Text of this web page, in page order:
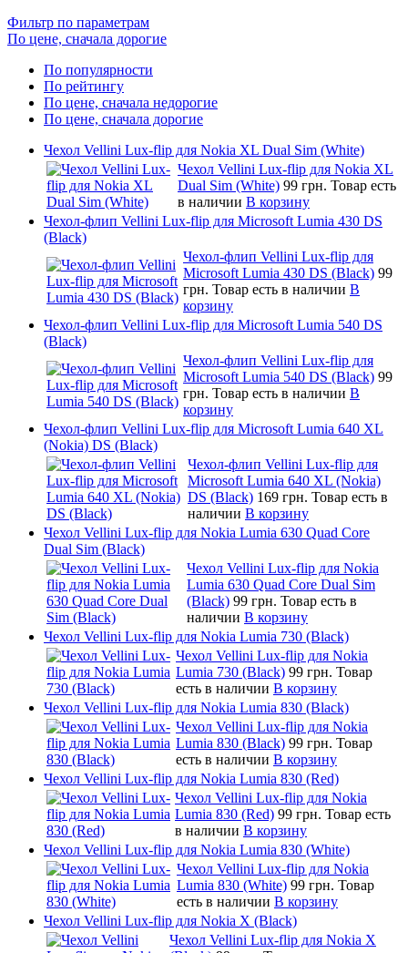
Фильтр по параметрам
По цене, сначала дорогие
По популярности
По рейтингу
По цене, сначала недорогие
По цене, сначала дорогие
Чехол Vellini Lux-flip для Nokia XL Dual Sim (White)
Чехол Vellini Lux-flip для Nokia XL
Dual Sim (White) 99 грн. Товар есть
в наличии В корзину
Чехол-флип Vellini Lux-flip для Microsoft Lumia 430 DS
(Black)
Чехол-флип Vellini Lux-flip для
Microsoft Lumia 430 DS (Black) 99
грн. Товар есть в наличии В
корзину
Чехол-флип Vellini Lux-flip для Microsoft Lumia 540 DS
(Black)
Чехол-флип Vellini Lux-flip для
Microsoft Lumia 540 DS (Black) 99
грн. Товар есть в наличии В
корзину
Чехол-флип Vellini Lux-flip для Microsoft Lumia 640 XL
(Nokia) DS (Black)
Чехол-флип Vellini Lux-flip для
Microsoft Lumia 640 XL (Nokia)
DS (Black) 169 грн. Товар есть в
наличии В корзину
Чехол Vellini Lux-flip для Nokia Lumia 630 Quad Core
Dual Sim (Black)
Чехол Vellini Lux-flip для Nokia
Lumia 630 Quad Core Dual Sim
(Black) 99 грн. Товар есть в
наличии В корзину
Чехол Vellini Lux-flip для Nokia Lumia 730 (Black)
Чехол Vellini Lux-flip для Nokia
Lumia 730 (Black) 99 грн. Товар
есть в наличии В корзину
Чехол Vellini Lux-flip для Nokia Lumia 830 (Black)
Чехол Vellini Lux-flip для Nokia
Lumia 830 (Black) 99 грн. Товар
есть в наличии В корзину
Чехол Vellini Lux-flip для Nokia Lumia 830 (Red)
Чехол Vellini Lux-flip для Nokia
Lumia 830 (Red) 99 грн. Товар есть
в наличии В корзину
Чехол Vellini Lux-flip для Nokia Lumia 830 (White)
Чехол Vellini Lux-flip для Nokia
Lumia 830 (White) 99 грн. Товар
есть в наличии В корзину
Чехол Vellini Lux-flip для Nokia X (Black)
Чехол Vellini Lux-flip для Nokia X